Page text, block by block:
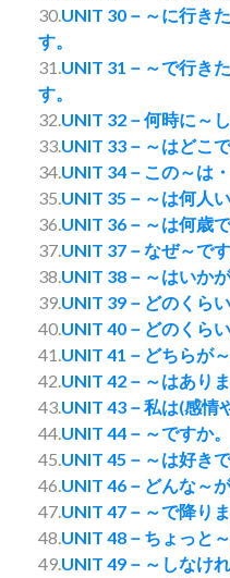
30.UNIT 30－～に行き
す。
31.UNIT 31－～で行き
す。
32.UNIT 32－何時に～
33.UNIT 33－～はどこで
34.UNIT 34－この～は
35.UNIT 35－～は何人い
36.UNIT 36－～は何歳で
37.UNIT 37－なぜ～です
38.UNIT 38－～はいか
39.UNIT 39－どのくらい
40.UNIT 40－どのくら
41.UNIT 41－どちらが～
42.UNIT 42－～はありま
43.UNIT 43－私は(感情
44.UNIT 44－～ですか。
45.UNIT 45－～は好きで
46.UNIT 46－どんな～
47.UNIT 47－～で降りま
48.UNIT 48－ちょっと
49.UNIT 49－～しなけ